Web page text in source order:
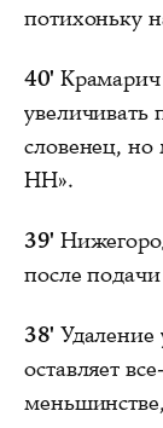
потихоньку
40'
словенец,
НН».
39'
после
38'
оставляет